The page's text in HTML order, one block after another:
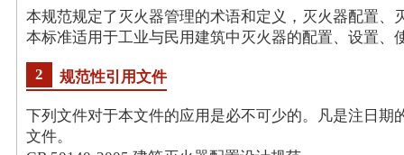
本规范规定了灭火器管理的术语和定义，灭火器配置、
本标准适用于工业与民用建筑中灭火器的配置、设置、
2 规范性引用文件
下列文件对于本文件的应用是必不可少的。
凡是注日期
文件。